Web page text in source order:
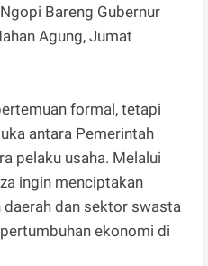
Bareng Gubernur
Agung, Jumat
formal, tetapi
antara Pemerintah
pelaku usaha. Melalui
ingin menciptakan
dan sektor swasta
ekonomi di